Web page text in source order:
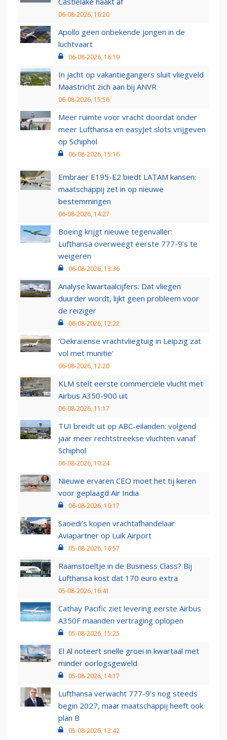
06-08-2026, 16:20
Apollo geen onbekende jongen in de
luchtvaart
06-08-2026, 16:19
In jacht op vakantiegangers sluit vliegveld
Maastricht zich aan bij ANVR
06-08-2026, 15:56
Meer ruimte voor vracht doordat onder
meer Lufthansa en easyJet slots vrijgeven
op Schiphol
06-08-2026, 15:16
Embraer E195-E2 biedt LATAM kansen:
maatschappij zet in op nieuwe
bestemmingen
06-08-2026, 14:27
Boeing krijgt nieuwe tegenvaller:
Lufthansa overweegt eerste 777-9’s te
weigeren
06-08-2026, 13:36
Analyse kwartaalcijfers: Dat vliegen
duurder wordt, lijkt geen probleem voor
de reiziger
06-08-2026, 12:22
'Oekraïense vrachtvliegtuig in Leipzig zat
vol met munitie'
06-08-2026, 12:20
KLM stelt eerste commerciële vlucht met
Airbus A350-900 uit
06-08-2026, 11:17
TUI breidt uit op ABC-eilanden: volgend
jaar meer rechtstreekse vluchten vanaf
Schiphol
06-08-2026, 10:24
Nieuwe ervaren CEO moet het tij keren
voor geplaagd Air India
06-08-2026, 10:17
Saoedi’s kopen vrachtafhandelaar
Aviapartner op Luik Airport
05-08-2026, 16:57
Raamstoeltje in de Business Class? Bij
Lufthansa kost dat 170 euro extra
05-08-2026, 16:41
Cathay Pacific ziet levering eerste Airbus
A350F maanden vertraging oplopen
05-08-2026, 15:25
El Al noteert snelle groei in kwartaal met
minder oorlogsgeweld
05-08-2026, 14:17
Lufthansa verwacht 777-9’s nog steeds
begin 2027, maar maatschappij heeft ook
plan B
05-08-2026, 13:42